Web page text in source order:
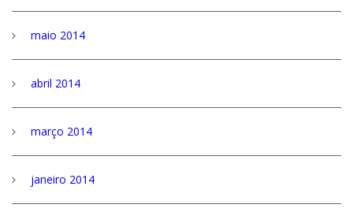
maio 2014
abril 2014
março 2014
janeiro 2014